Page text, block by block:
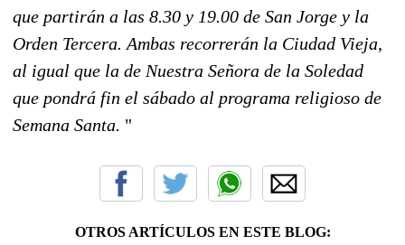
que partirán a las 8.30 y 19.00 de San Jorge y la
Orden Tercera. Ambas recorrerán la Ciudad Vieja,
al igual que la de Nuestra Señora de la Soledad
que pondrá fin el sábado al programa religioso de
Semana Santa. "
OTROS ARTÍCULOS EN ESTE BLOG: